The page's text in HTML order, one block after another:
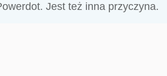
Jest też inna przyczyna.